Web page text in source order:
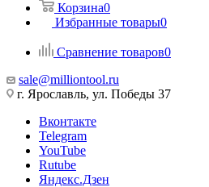
Корзина0
Избранные товары0
Сравнение товаров0
sale@milliontool.ru
г. Ярославль, ул. Победы 37
Вконтакте
Telegram
YouTube
Rutube
Яндекс.Дзен